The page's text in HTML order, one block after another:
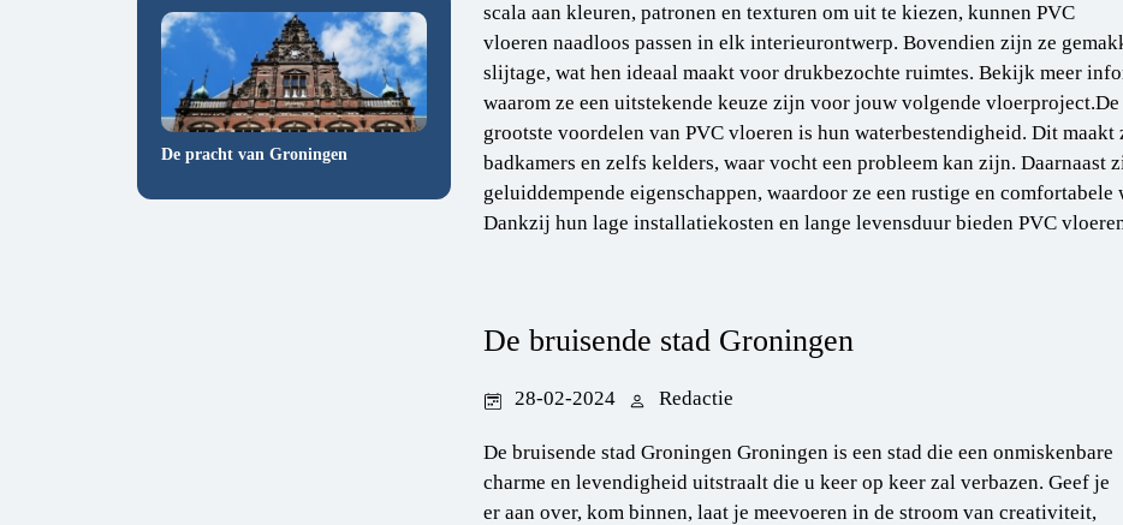
De pracht van Groningen
scala aan kleuren, patronen en texturen om uit te kiezen, kunnen PVC
vloeren naadloos passen in elk interieurontwerp. Bovendien zijn ze
slijtage, wat hen ideaal maakt voor drukbezochte ruimtes. Bekijk meer
waarom ze een uitstekende keuze zijn voor jouw volgende
grootste voordelen van PVC vloeren is hun waterbestendigheid. Dit
badkamers en zelfs kelders, waar vocht een probleem kan zijn. Daarnaast
geluiddempende eigenschappen, waardoor ze een rustige en
Dankzij hun lage installatiekosten en lange levensduur bieden PVC
De bruisende stad Groningen
28-02-2024 Redactie
De bruisende stad Groningen Groningen is een stad die een onmiskenbare
charme en levendigheid uitstraalt die u keer op keer zal verbazen. Geef je
er aan over, kom binnen, laat je meevoeren in de stroom van creativiteit,